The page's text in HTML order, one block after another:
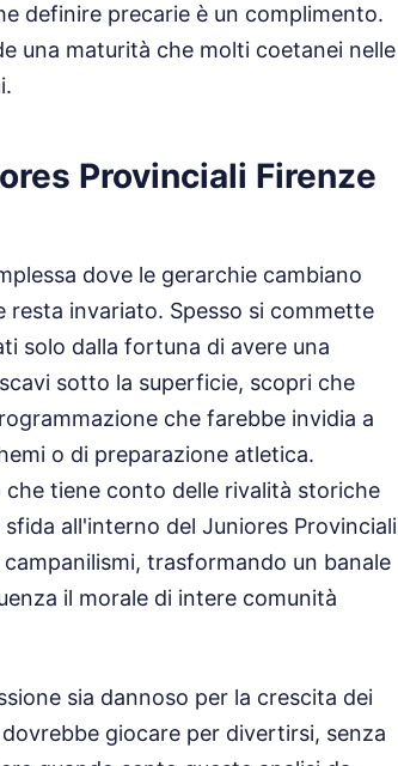
definire precarie è un complimento.
una maturità che molti coetanei nelle
Provinciali Firenze
dove le gerarchie cambiano
resta invariato. Spesso si commette
solo dalla fortuna di avere una
sotto la superficie, scopri che
che farebbe invidia a
o di preparazione atletica.
tiene conto delle rivalità storiche
all'interno del Juniores Provinciali
trasformando un banale
il morale di intere comunità
sia dannoso per la crescita dei
giocare per divertirsi, senza